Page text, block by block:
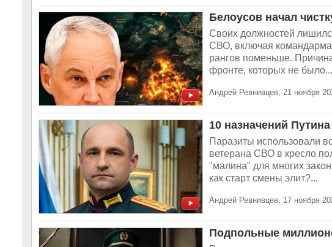
Белоусов начал
Своих должностей
СВО, включая командарма
рангов поменьше.
фронте, которых не было...
Андрей Ревнивцев, 21 ноября
10 назначений
Паразиты использовали
ветерана СВО в кресло
"малина" для многих
как старт смены элит?...
Андрей Ревнивцев, 17 ноября
Подпольные